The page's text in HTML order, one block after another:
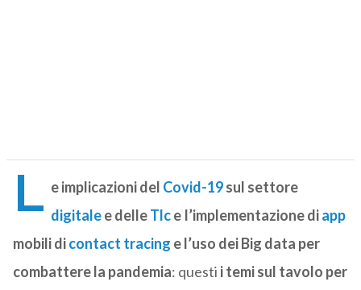
L e implicazioni del Covid-19sul settore
digitalee delleTlce I’implementazione diapp
mobili dicontact tracing e l’uso dei Big data per
combattere la pandemia: questi i temi sul tavolo per